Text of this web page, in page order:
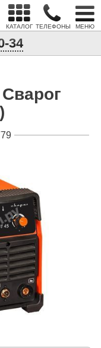
КАТАЛОГ ТЕЛЕФОНЫ МЕНЮ
34